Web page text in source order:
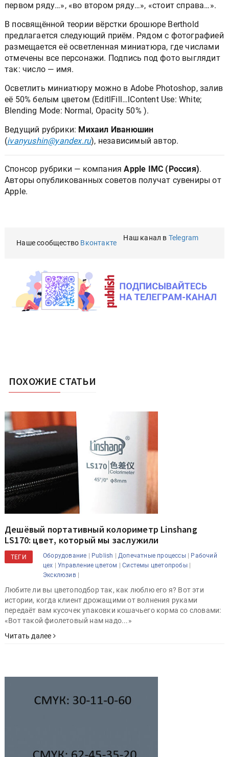
первом ряду…», «во втором ряду…», «стоит справа…».
В посвящённой теории вёрстки брошюре Berthold
предлагается следующий приём. Рядом с фотографией
размещается её осветленная миниатюра, где числами
отмечены все персонажи. Подпись под фото выглядит
так: число — имя.
Осветлить миниатюру можно в Adobe Photoshop, залив
её 50% белым цветом (EditlFill…lContent Use: White;
Blending Mode: Normal, Opacity 50% ).
Ведущий рубрики: Михаил Иванюшин
(ivanyushin@yandex.ru), независимый автор.
Спонсор рубрики — компанияApple IMC (Россия).
Авторы опубликованных советов получат сувениры от
Apple.
Наше сообщество Вконтакте
Наш канал в Telegram
ПОХОЖИЕ СТАТЬИ
Дешёвый портативный колориметр Linshang
LS170: цвет, который мы заслужили
ТЕГИ Оборудование | Publish | Допечатные процессы| Рабочий
цех |Управление цветом |Системы цветопробы|
Эксклюзив|
Любите ли вы цветоподбор так, как люблю его я? Вот эти
истории, когда клиент дрожащими от волнения руками
передаёт вам кусочек упаковки кошачьего корма со словами:
«Вот такой фиолетовый нам надо...»
Читать далее